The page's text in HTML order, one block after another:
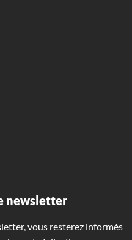
newsletter
vous resterez informés